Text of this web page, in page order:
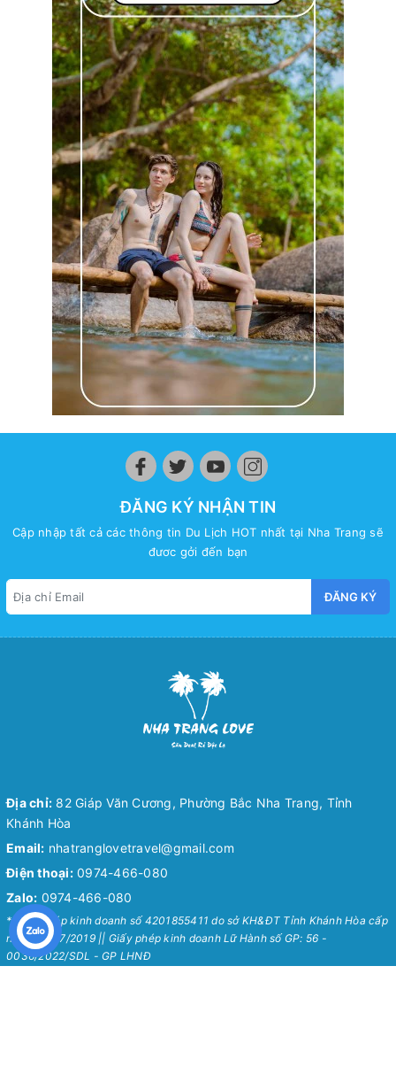
ĐĂNG KÝ NHẬN TIN
Cập nhập tất cả các thông tin Du Lịch HOT nhất tại Nha Trang sẽ
đươc gởi đến bạn
ĐĂNG KÝ
Địa chỉ: 82 Giáp Văn Cương, Phường Bắc Nha Trang, Tỉnh
Khánh Hòa
Email: nhatranglovetravel@gmail.com
Điện thoại: 0974-466-080
Zalo: 0974-466-080
* Giấy phép kinh doanh số 4201855411 do sở KH&ĐT Tỉnh Khánh Hòa cấp
ngày 24/07/2019 || Giấy phép kinh doanh Lữ Hành số GP: 56 -
0036/2022/SDL - GP LHNĐ